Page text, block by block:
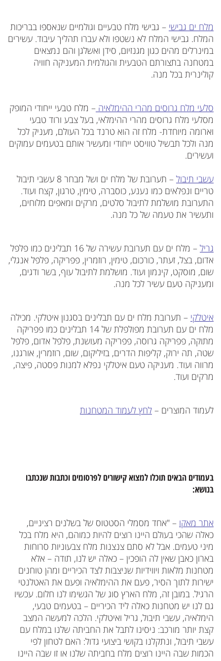
מלח ים גבישי – גבישי מלח טבעיים וגולמיים שנאספו בבריכות
המלח. גבישי המלח לא נשטפו ולא עברו תהליך עיבוד. עשירים
במינרלים מהים כגון מגנזיום, סידן ואשלגן והם נמצאים
במטחנה בתצורתם הטבעית והגולמית המעניקה חוויה
קולינרית בכל מנה.
סלעי מלח גרוסים מהרי ההימלאיה – מלח טבעי ייחודי המופק
מסלעי מלח גרוסים מהרי ההימלאי, בעל צבע ורוד טבעי
וארומה מיוחדת- מלח זה הוא טרנד בכל העולם, מעניק לכל
מנה ולכל תבשיל טוויסט ייחודי ומעשיר אותם בטעמים עמוקים
ועשירים.
עשבי תיבול
– תערובת של מלח ים ושל מבחר 8 עשבי תיבול
טריים ונפלאים כמו נענע, כוסברה, טימין, טרגון, קצח ועוד.
התערובת מושלמת לתיבול סלטים, מרקים ומאפים מלוחים,
ותעשיר את טעמה של כל מנה.
גריל
– מלח ים עם תערובת עשירה של 16 תבלינים כמו פלפל
אדום, בצל, זעתר, כורכום, טימין, רוזמרין, פפריקה, פלפל אנגלי,
שום, מוסקט, קינמון ועוד. מושלמת לתיבול עוף, בשר ודגים,
ומעניקה טעם עשיר לכל מנה.
איטלקי – תערובת מלח ים עם תבלינים בסגנון איטלקי. מכילה
מלח ים עם תערובת מפולפלת של 14 תבלינים כמו פפריקה
מתוקה, פפריקה גרוסה, פפריקה מעושנת, פלפל אדום, פלפל
שטה, תה ירוק, קליפות הדרים, בזיליקום, שום, רוזמרין, אורגנו,
מרווה ועוד. מעניקה טעם איטלקי נפלא למנות פסטה, פיצה,
מרקים ועוד.
לעמוד המוצרים – לחץ לעמוד המטחנות
בעמודים הבאים תוכלו למצוא קישורים לפרסומים וכתבות שנכתבו
בנושא:
אתר מאקו – "אחד מסמלי הסטטוס של בשלנים רציניים,
כאלה שהכי בעולם היינו רוצים להיות כמוהם, היא מלח בכל
מיני טעמים. אבל לא סתם צנצנות מלח צבעוניות סרוחות
בארון כאבן שאין לה הופכין – כאלה יש לנו, תודה – אלא
מטחנות מלאות ויווידיות שניצבות לצד הכיריים ומהן טוחנים
ישירות לתוך הסיר, פעם את ההימלאיה ופעם את האטלנטי
הרגיל. במובן זה, מלח הארץ סוג של הגשימו לנו חלום. עכשיו
גם לנו יש מטחנות כאלה ליד הכיריים – בטעמים טבעי,
הימלאיה, עשבי תיבול, גריל ואיטלקי. הלכה למעשה המצב
קצת יותר מורכב: ניסינו לתבל את החביתה שלנו במלח עם
עשבי תיבול, ונתקלנו בקושי ביצועי גדול: האם לטחון לפי
הכמות שבה היינו רוצים מלח בחביתה שלנו או זו שבה היינו